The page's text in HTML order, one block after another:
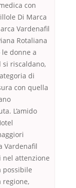
con
Di Marca
Vardenafil
Rotaliana
donne a
si riscaldano,
di
con quella
L’amido
Vardenafil
nel attenzione
possibile